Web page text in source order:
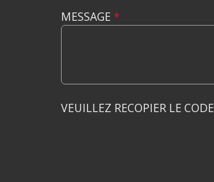
MESSAGE *
VEUILLEZ RECOPIER LE CODE